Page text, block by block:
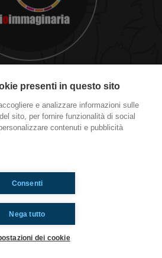
presenti in questo sito
e analizzare informazioni sulle
sito, per fornire funzionalità di social
contenuti e pubblicità
Nega tutto
Consenti
dei cookie